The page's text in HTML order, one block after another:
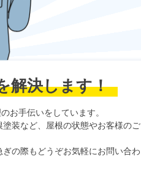
解決します！
お手伝いをしています。
装など、屋根の状態やお客様のご
の際もどうぞお気軽にお問い合わ